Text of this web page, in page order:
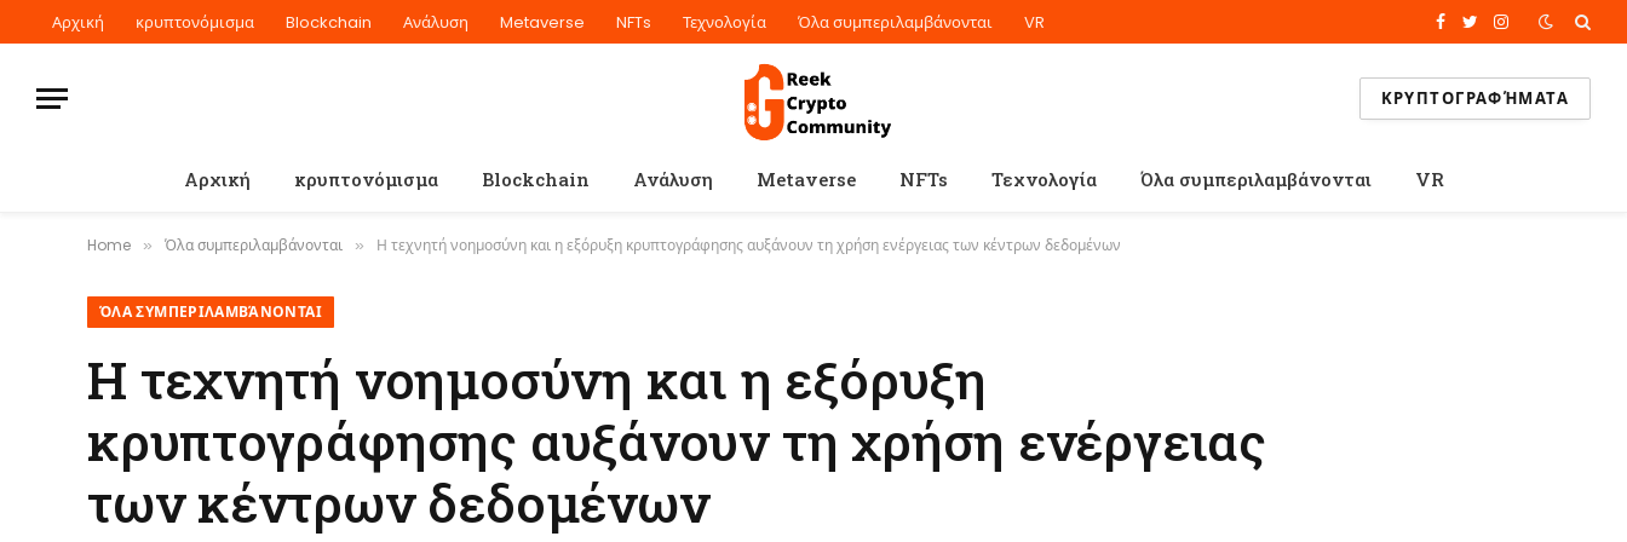
Αρχική κρυπτονόμισμα Blockchain Ανάλυση Metaverse NFTs Τεχνολογία Όλα συμπεριλαμβάνονται VR Facebook
TwitterInstagram
ΚΡΥΠΤΟΓΡΑΦΉΜΑΤΑ
Αρχική κρυπτονόμισμα Blockchain Ανάλυση Metaverse NFTs Τεχνολογία Όλα συμπεριλαμβάνονται VR
Home » Όλα συμπεριλαμβάνονται » Η τεχνητή νοημοσύνη και η εξόρυξη κρυπτογράφησης αυξάνουν τη χρήση ενέργειας των κέντρων δεδομένων
ΌΛΑ ΣΥΜΠΕΡΙΛΑΜΒΆΝΟΝΤΑΙ
Η τεχνητή νοημοσύνη και η εξόρυξη
κρυπτογράφησης αυξάνουν τη χρήση ενέργειας
των κέντρων δεδομένων